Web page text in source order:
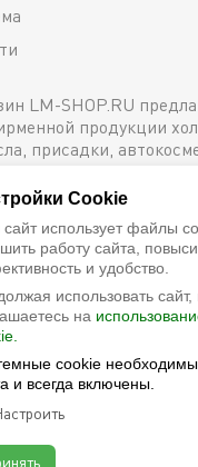
LM-SHOP.RU
продукции
присадки,
содержит
оригинальную
можно сейчас
либо посетив один из
Более
по телефону+7
интернет-магазин LM
куки (соокіе) и
маркетинговых целей, а
сайта. Продолжая просмотр
использованием файлов
с условиями
Cookie
использует файлы
работу сайта,
и удобство.
использовать сайт,
на
cookie
и всегда включены.